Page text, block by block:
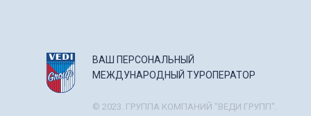
ВАШ ПЕРСОНАЛЬНЫЙ
МЕЖДУНАРОДНЫЙ ТУРОПЕРАТОР
© 2023. ГРУППА КОМПАНИЙ "ВЕДИ ГРУПП".